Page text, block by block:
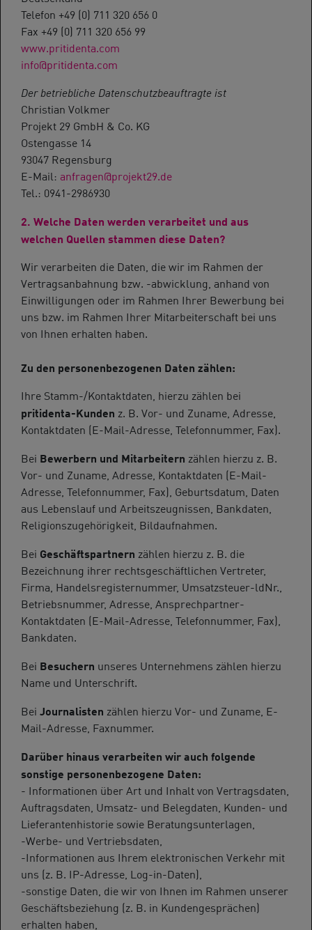
Telefon +49 (0) 711 320 656 0
Fax +49 (0) 711 320 656 99
www.pritidenta.com
info@pritidenta.com
Der betriebliche Datenschutzbeauftragte ist
Christian Volkmer
Projekt 29 GmbH & Co. KG
Ostengasse 14
93047 Regensburg
E-Mail: anfragen@projekt29.de
Tel.: 0941-2986930
2. Welche Daten werden verarbeitet und aus
welchen Quellen stammen diese Daten?
Wir verarbeiten die Daten, die wir im Rahmen der
Vertragsanbahnung bzw. -abwicklung, anhand von
Einwilligungen oder im Rahmen Ihrer Bewerbung bei
uns bzw. im Rahmen Ihrer Mitarbeiterschaft bei uns
von Ihnen erhalten haben.
Zu den personenbezogenen Daten zählen:
Ihre Stamm-/Kontaktdaten, hierzu zählen bei
pritidenta-Kunden z. B. Vor- und Zuname, Adresse,
Kontaktdaten (E-Mail-Adresse, Telefonnummer, Fax).
Bei Bewerbern und Mitarbeitern zählen hierzu z. B.
Vor- und Zuname, Adresse, Kontaktdaten (E-Mail-
Adresse, Telefonnummer, Fax), Geburtsdatum, Daten
aus Lebenslauf und Arbeitszeugnissen, Bankdaten,
Religionszugehörigkeit, Bildaufnahmen.
Bei Geschäftspartnern zählen hierzu z. B. die
Bezeichnung ihrer rechtsgeschäftlichen Vertreter,
Firma, Handelsregisternummer, Umsatzsteuer-ldNr.,
Betriebsnummer, Adresse, Ansprechpartner-
Kontaktdaten (E-Mail-Adresse, Telefonnummer, Fax),
Bankdaten.
Bei Besuchern unseres Unternehmens zählen hierzu
Name und Unterschrift.
Bei Journalisten zählen hierzu Vor- und Zuname, E-
Mail-Adresse, Faxnummer.
Darüber hinaus verarbeiten wir auch folgende
sonstige personenbezogene Daten:
- Informationen über Art und Inhalt von Vertragsdaten,
Auftragsdaten, Umsatz- und Belegdaten, Kunden- und
Lieferantenhistorie sowie Beratungsunterlagen,
-Werbe- und Vertriebsdaten,
-Informationen aus Ihrem elektronischen Verkehr mit
uns (z. B. IP-Adresse, Log-in-Daten),
-sonstige Daten, die wir von Ihnen im Rahmen unserer
Geschäftsbeziehung (z. B. in Kundengesprächen)
erhalten haben,